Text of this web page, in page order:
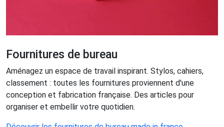
Fournitures de bureau
Aménagez un espace de travail inspirant. Stylos, cahiers,
classement : toutes les fournitures proviennent d'une
conception et fabrication française. Des articles pour
organiser et embellir votre quotidien.